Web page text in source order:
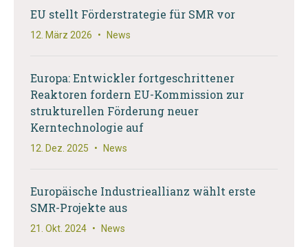
EU stellt Förderstrategie für SMR vor
12. März 2026 • News
Europa: Entwickler fortgeschrittener
Reaktoren fordern EU-Kommission zur
strukturellen Förderung neuer
Kerntechnologie auf
12. Dez. 2025 • News
Europäische Industrieallianz wählt erste
SMR-Projekte aus
21. Okt. 2024 • News